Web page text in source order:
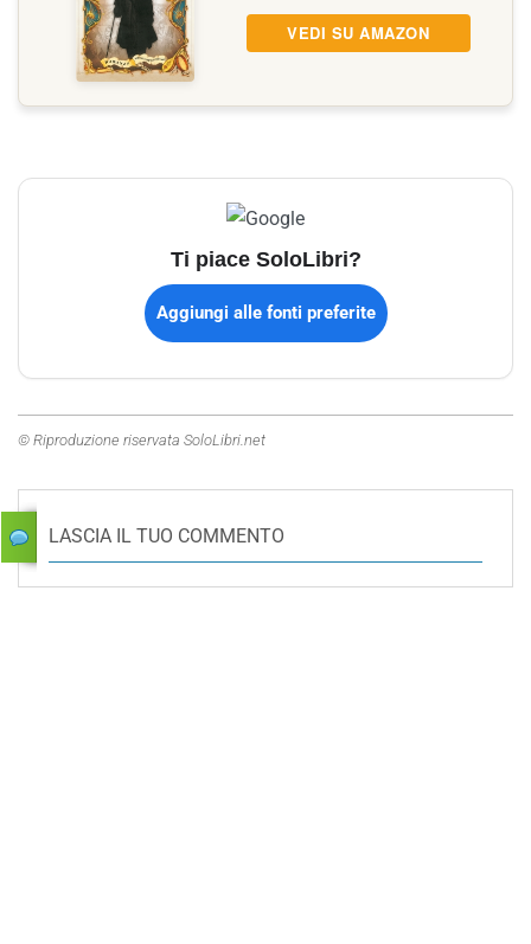
VEDI SU AMAZON
Ti piace SoloLibri?
Aggiungi alle fonti preferite
© Riproduzione riservata SoloLibri.net
LASCIA IL TUO COMMENTO